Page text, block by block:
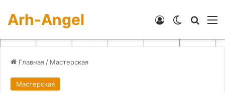
Arh-Angel Switch skin
Войти
Главная / Мастерская
Мастерская